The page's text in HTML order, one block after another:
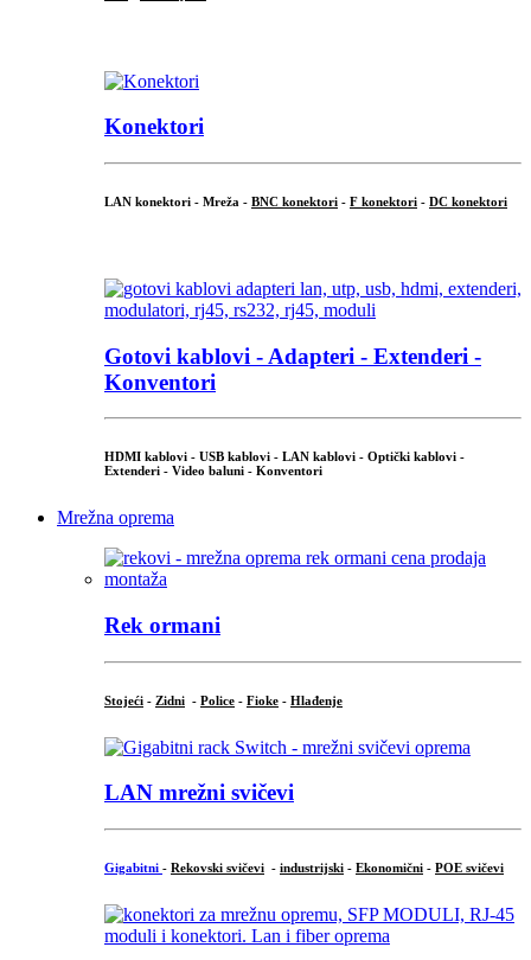
Konektori
LAN konektori - Mreža - BNC konektori - F konektori - DC konektori
Gotovi kablovi - Adapteri - Extenderi -
Konventori
HDMI kablovi - USB kablovi - LAN kablovi - Optički kablovi -
Extenderi - Video baluni - Konventori
Mrežna oprema
Rek ormani
Stojeći - Zidni - Police - Fioke - Hlađenje
LAN mrežni svičevi
Gigabitni - Rekovski svičevi - industrijski - Ekonomični - POE svičevi